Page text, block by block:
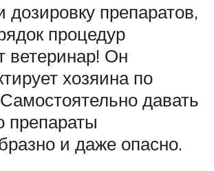
дозировку препаратов,
процедур
ветеринар! Он
хозяина по
давать
препараты
и даже опасно.